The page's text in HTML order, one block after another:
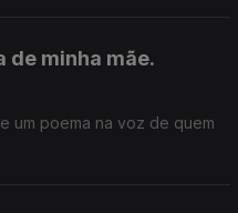
de minha mãe.
um poema na voz de quem